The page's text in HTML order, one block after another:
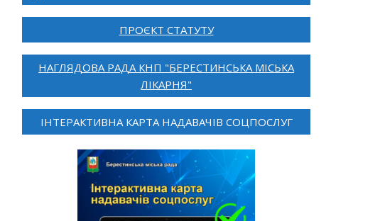
ПРОЄКТ СТАТУТУ
НАГЛЯДОВА РАДА КНП "БЕРЕСТИНСЬКА МІСЬКА
ЛІКАРНЯ"
ІНТЕРАКТИВНА КАРТА НАДАВАЧІВ СОЦПОСЛУГ